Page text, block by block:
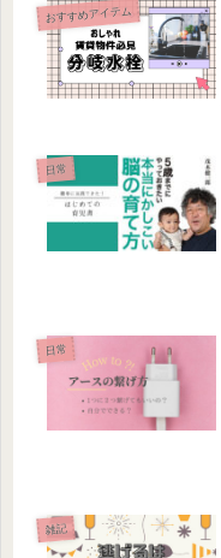
おすすめアイテム
日常
日常
雑記